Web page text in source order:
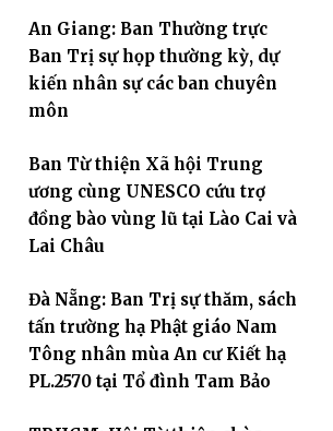
An Giang: Ban Thường trực
Ban Trị sự họp thường kỳ, dự
kiến nhân sự các ban chuyên
môn
Ban Từ thiện Xã hội Trung
ương cùng UNESCO cứu trợ
đồng bào vùng lũ tại Lào Cai và
Lai Châu
Đà Nẵng: Ban Trị sự thăm, sách
tấn trường hạ Phật giáo Nam
Tông nhân mùa An cư Kiết hạ
PL.2570 tại Tổ đình Tam Bảo